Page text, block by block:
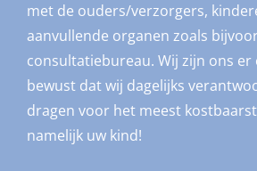
met de ouders/verzorgers,
aanvullende organen zoals
consultatiebureau. Wij zijn ons er
bewust dat wij dagelijks
dragen voor het meest
namelijk uw kind!